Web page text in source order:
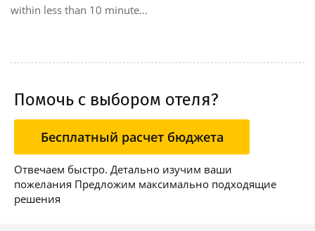
Помочь с выбором отеля?
Бесплатный расчет бюджета
Отвечаем быстро. Детально изучим ваши
пожелания Предложим максимально подходящие
решения